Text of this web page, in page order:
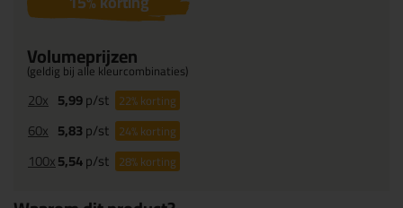
Volumeprijzen
(geldig bij alle kleurcombinaties)
20x 5,99p/st 22%korting
60x 5,83p/st 24%korting
100x5,54p/st 28%korting